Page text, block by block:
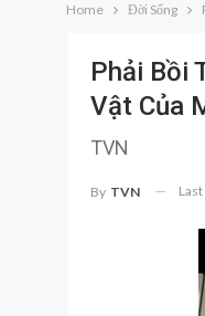
Home Đời Sống
Phải Bồi
Vật Của
TVN
By TVN